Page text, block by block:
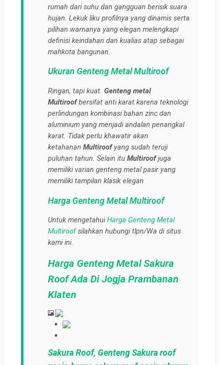
rumah dari suhu dan gangguan berisik suara
hujan. Lekuk liku profilnya yang dinamis serta
pilihan warnanya yang elegan melengkapi
definisi keindahan dan kualias atap sebagai
mahkota bangunan.
Ukuran Genteng Metal Multiroof
Ringan, tapi kuat.Genteng metal
Multiroofbersifat anti karat karena teknologi
perlindungan kombinasi bahan zinc dan
aluminium yang menjadi andalan penangkal
karat. Tidak perlu khawatir akan
ketahananMultiroofyang sudah teruji
puluhan tahun. Selain ituMultiroofjuga
memiliki varian genteng metal pasir yang
memiliki tampilan klasik elegan
Harga Genteng Metal Multiroof
Untuk mengetahuiHarga Genteng Metal
Multiroofsilahkan hubungi tlpn/Wa di situs
kami ini.
Harga Genteng Metal Sakura
Roof Ada Di Jogja Prambanan
Klaten
Sakura Roof,Genteng Sakura roof